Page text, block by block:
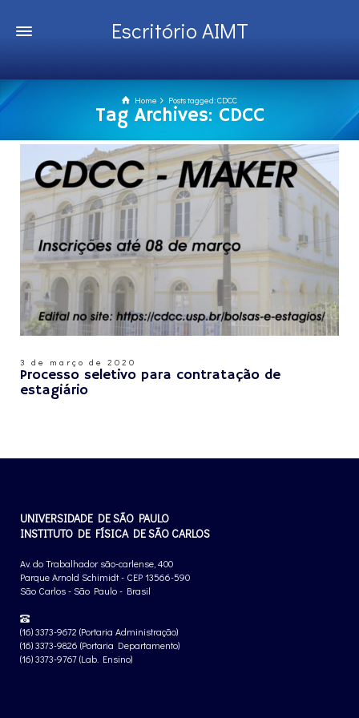
Escritório AIMT
Home Posts tagged: CDCC
Tag Archives: CDCC
3 de março de 2020
Processo seletivo para contratação de
estagiário
UNIVERSIDADE DE SÃO PAULO
INSTITUTO DE FÍSICA DE SÃO CARLOS
Av. do Trabalhador são-carlense, 400
Parque Arnold Schimidt - CEP 13566-590
São Carlos - São Paulo - Brasil
(16) 3373-9672 (Portaria Administração)
(16) 3373-9826 (Portaria Departamento)
(16) 3373-9767 (Lab. Ensino)